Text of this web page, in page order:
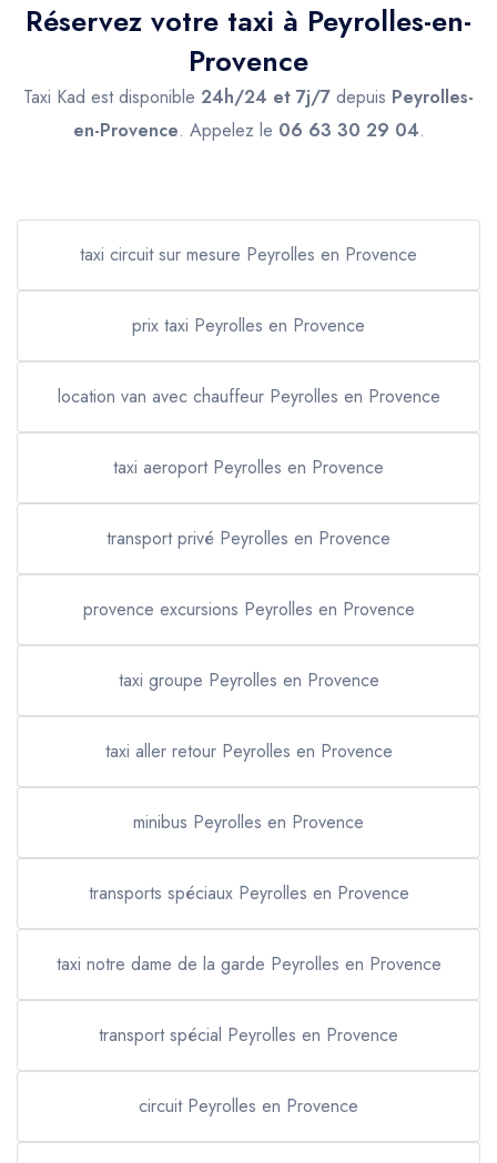
Réservez votre taxi à Peyrolles-en-
Provence
Taxi Kad est disponible 24h/24 et 7j/7 depuis Peyrolles-
en-Provence. Appelez le 06 63 30 29 04.
taxi circuit sur mesure Peyrolles en Provence
prix taxi Peyrolles en Provence
location van avec chauffeur Peyrolles en Provence
taxi aeroport Peyrolles en Provence
transport privé Peyrolles en Provence
provence excursions Peyrolles en Provence
taxi groupe Peyrolles en Provence
taxi aller retour Peyrolles en Provence
minibus Peyrolles en Provence
transports spéciaux Peyrolles en Provence
taxi notre dame de la garde Peyrolles en Provence
transport spécial Peyrolles en Provence
circuit Peyrolles en Provence